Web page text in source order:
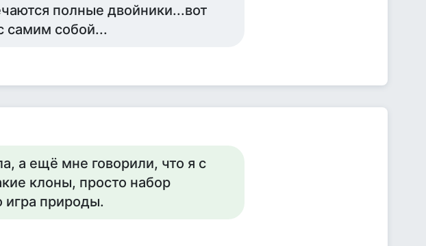
полные двойники...вот
самим собой...
а ещё мне говорили, что я с
клоны, просто набор
игра природы.